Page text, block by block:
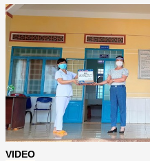
VIDEO